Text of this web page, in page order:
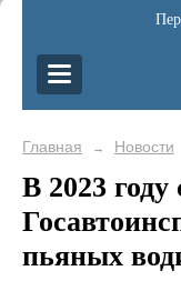
Главная → Новости
В 2023 году
пьяных